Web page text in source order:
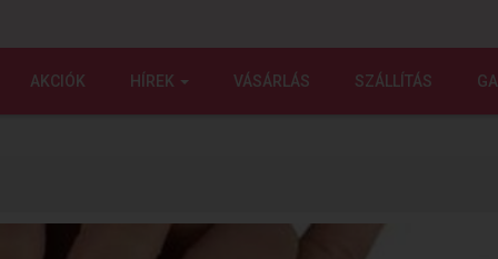
AKCIÓK HÍREK VÁSÁRLÁS SZÁLLÍTÁS